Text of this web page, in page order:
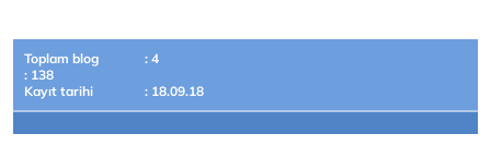
Toplam blog
: 4
: 138
Kayıt tarihi
: 18.09.18